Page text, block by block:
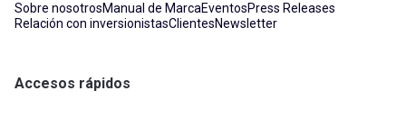
Sobre nosotrosManual de MarcaEventosPress Releases
Relación con inversionistasClientesNewsletter
Accesos rápidos